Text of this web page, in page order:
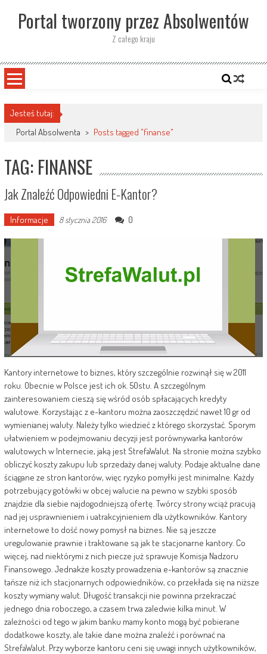
contentPortal tworzony przez Absolwentów
Z całego kraju
Jesteś tutaj:
Portal Absolwenta > Posts tagged "finanse"
TAG: FINANSE
Jak Znaleźć Odpowiedni E-Kantor?
Informacje 8 stycznia 2016 0
Kantory internetowe to biznes, który szczególnie rozwinął się w 2011
roku. Obecnie w Polsce jest ich ok. 50stu. A szczególnym
zainteresowaniem cieszą się wśród osób spłacających kredyty
walutowe. Korzystając z e-kantoru można zaoszczędzić nawet 10 gr od
wymienianej waluty. Należy tylko wiedzieć z którego skorzystać. Sporym
ułatwieniem w podejmowaniu decyzji jest porównywarka kantorów
walutowych w Internecie, jaką jest StrefaWalut. Na stronie można szybko
obliczyć koszty zakupu lub sprzedaży danej waluty. Podaje aktualne dane
ściągane ze stron kantorów, więc ryzyko pomyłki jest minimalne. Każdy
potrzebujący gotówki w obcej walucie na pewno w szybki sposób
znajdzie dla siebie najdogodniejszą ofertę. Twórcy strony wciąż pracują
nad jej usprawnieniem i uatrakcyjnieniem dla użytkowników. Kantory
internetowe to dość nowy pomysł na biznes. Nie są jeszcze
uregulowanie prawnie i traktowane są jak te stacjonarne kantory. Co
więcej, nad niektórymi z nich piecze już sprawuje Komisja Nadzoru
Finansowego. Jednakże koszty prowadzenia e-kantorów są znacznie
tańsze niż ich stacjonarnych odpowiedników, co przekłada się na niższe
koszty wymiany walut. Długość transakcji nie powinna przekraczać
jednego dnia roboczego, a czasem trwa zaledwie kilka minut. W
zależności od tego w jakim banku mamy konto mogą być pobierane
dodatkowe koszty, ale takie dane można znaleźć i porównać na
StrefaWalut. Przy wyborze kantoru ceni się uwagi innych użytkowników,